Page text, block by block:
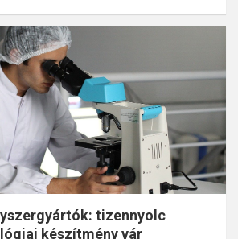
tizennyolc
készítmény vár